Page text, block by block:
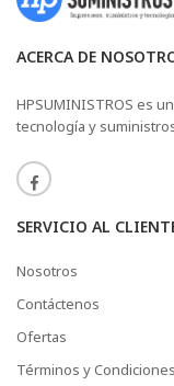
ACERCA DE
HPSUMINISTROS es
tecnología y
SERVICIO AL
Nosotros
Contáctenos
Ofertas
Términos y Condiciones